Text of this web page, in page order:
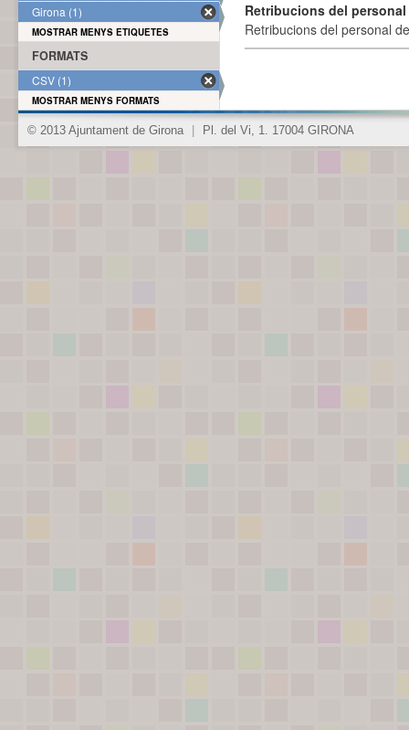
Retribucions del
Retribucions del personal
Girona (1)
MOSTRAR MENYS ETIQUETES
FORMATS
CSV (1)
MOSTRAR MENYS FORMATS
© 2013 Ajuntament de Girona Pl. del Vi, 1. 17004 GIRONA